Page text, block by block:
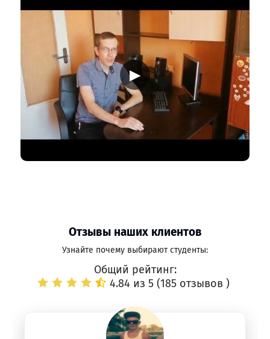
▶
Отзывы наших клиентов
Узнайте почему выбирают студенты:
Общий рейтинг:
4.84 из 5 (185 отзывов )